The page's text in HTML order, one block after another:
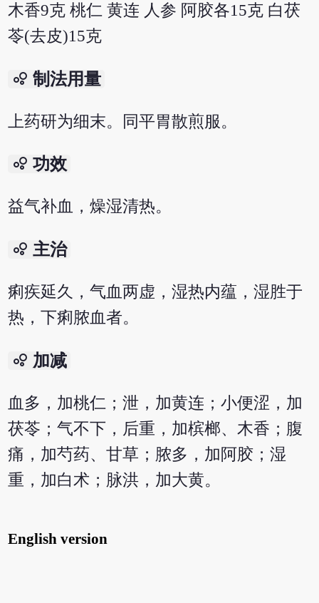
木香9克 桃仁 黄连 人参 阿胶各15克 白茯
苓(去皮)15克
bubble_chart 制法用量
上药研为细末。同平胃散煎服。
bubble_chart 功效
益气补血，燥湿清热。
bubble_chart 主治
痢疾延久，气血两虚，湿热内蕴，湿胜于
热，下痢脓血者。
bubble_chart 加减
血多，加桃仁；泄，加黄连；小便涩，加
茯苓；气不下，后重，加槟榔、木香；腹
痛，加芍药、甘草；脓多，加阿胶；湿
重，加白术；脉洪，加大黄。
English version